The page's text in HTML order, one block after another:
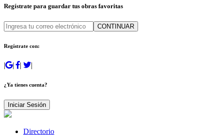
Regístrate para guardar tus obras favoritas
CONTINUAR
Regístrate con:
|
¿Ya tienes cuenta?
Iniciar Sesión
Directorio